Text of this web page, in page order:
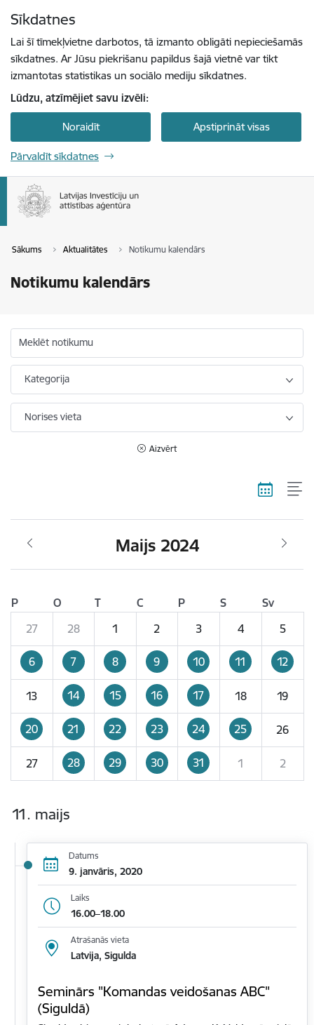
Sīkdatnes
Lai šī tīmekļvietne darbotos, tā izmanto obligāti nepieciešamās
sīkdatnes. Ar Jūsu piekrišanu papildus šajā vietnē var tikt
izmantotas statistikas un sociālo mediju sīkdatnes.
Lūdzu, atzīmējiet savu izvēli:
Noraidīt Apstiprināt visas
Pārvaldīt sīkdatnes
Sākums Aktualitātes Notikumu kalendārs
Notikumu kalendārs
Meklēt notikumu
Kategorija
Norises vieta
Aizvērt
Maijs 2024
P O T C P S
Sv
27
28 1 2 3 4 5
6 7 8 9 10 11 12
13 14 15 16 17 18 19
20 21 22 23 24 25 26
27 28 29 30 31 1 2
11. maijs
Datums
9. janvāris, 2020
Laiks
16.00–18.00
Atrašanās vieta
Latvija, Sigulda
Seminārs "Komandas veidošanas ABC"
(Siguldā)